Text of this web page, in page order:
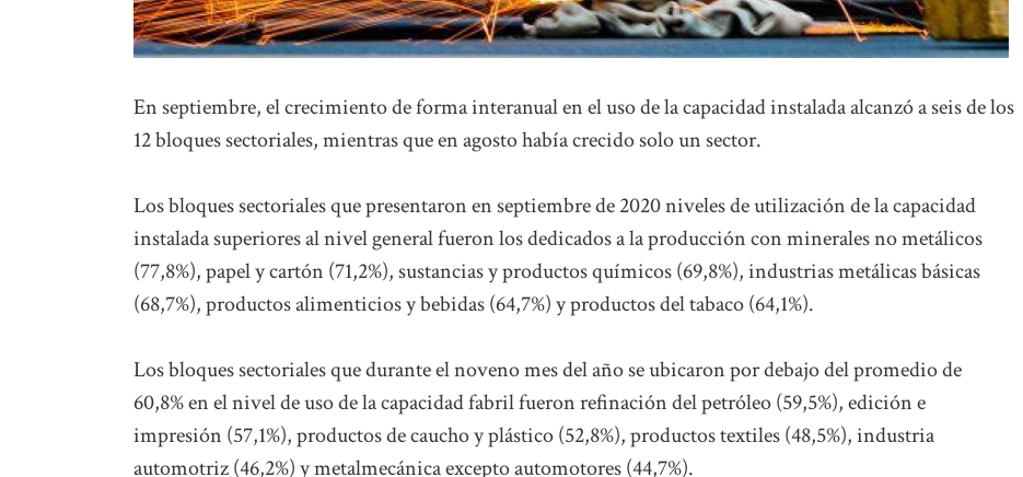
En septiembre, el crecimiento de forma interanual en el uso de la capacidad instalada alcanzó a seis de los
12 bloques sectoriales, mientras que en agosto había crecido solo un sector.
Los bloques sectoriales que presentaron en septiembre de 2020 niveles de utilización de la capacidad
instalada superiores al nivel general fueron los dedicados a la producción con minerales no metálicos
(77,8%), papel y cartón (71,2%), sustancias y productos químicos (69,8%), industrias metálicas básicas
(68,7%), productos alimenticios y bebidas (64,7%) y productos del tabaco (64,1%).
Los bloques sectoriales que durante el noveno mes del año se ubicaron por debajo del promedio de
60,8% en el nivel de uso de la capacidad fabril fueron refinación del petróleo (59,5%), edición e
impresión (57,1%), productos de caucho y plástico (52,8%), productos textiles (48,5%), industria
automotriz (46,2%) y metalmecánica excepto automotores (44,7%).